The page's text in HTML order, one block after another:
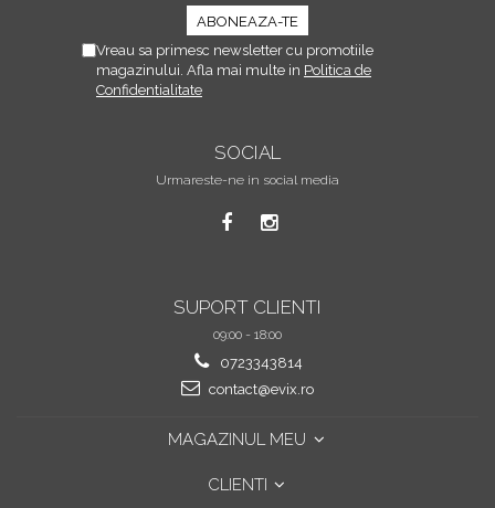
Vreau sa primesc newsletter cu promotiile
magazinului. Afla mai multe in Politica de
Confidentialitate
SOCIAL
Urmareste-ne in social media
SUPORT CLIENTI
09:00 - 18:00
0723343814
contact@evix.ro
MAGAZINUL MEU
CLIENTI